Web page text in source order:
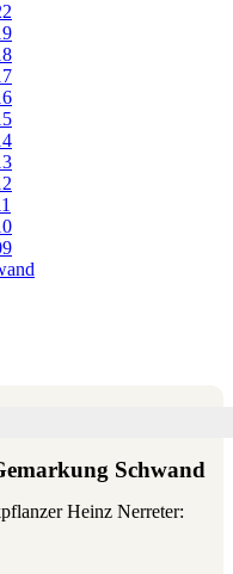
Schwand
Heinz Nerreter: